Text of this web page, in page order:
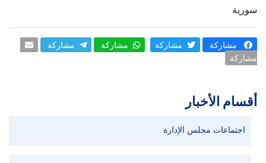
سورية
مشاركة مشاركة مشاركة
مشاركة
مشاركة
أقسام الأخبار
اجتماعات مجلس الإدارة